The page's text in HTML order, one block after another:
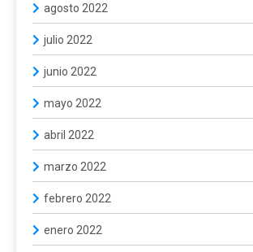
agosto 2022
julio 2022
junio 2022
mayo 2022
abril 2022
marzo 2022
febrero 2022
enero 2022